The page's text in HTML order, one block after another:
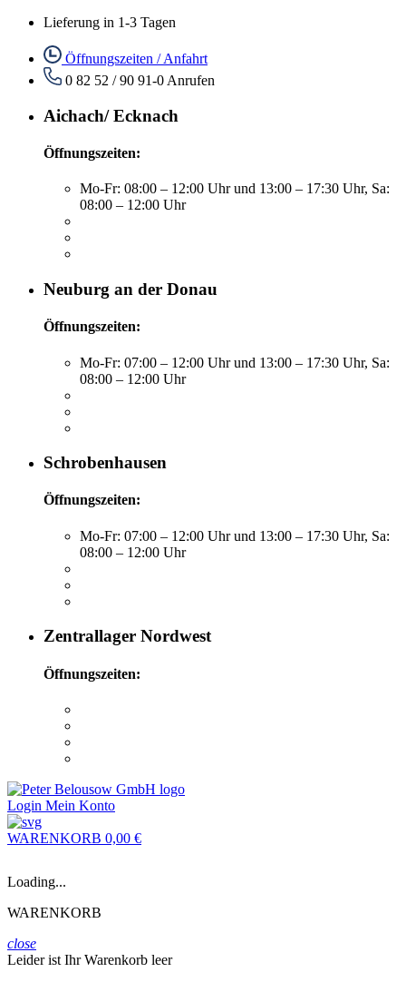
Lieferung in 1-3 Tagen
Öffnungszeiten / Anfahrt
0 82 52 / 90 91-0 Anrufen
Aichach/ Ecknach
Öffnungszeiten:
Mo-Fr: 08:00 – 12:00 Uhr und 13:00 – 17:30 Uhr, Sa:
08:00 – 12:00 Uhr
Neuburg an der Donau
Öffnungszeiten:
Mo-Fr: 07:00 – 12:00 Uhr und 13:00 – 17:30 Uhr, Sa:
08:00 – 12:00 Uhr
Schrobenhausen
Öffnungszeiten:
Mo-Fr: 07:00 – 12:00 Uhr und 13:00 – 17:30 Uhr, Sa:
08:00 – 12:00 Uhr
Zentrallager Nordwest
Öffnungszeiten:
Login Mein Konto
WARENKORB 0,00 €
Loading...
WARENKORB
close
Leider ist Ihr Warenkorb leer